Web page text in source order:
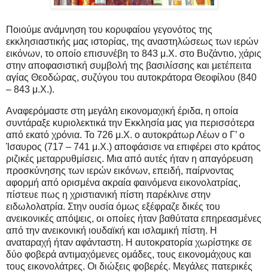
Ποιούμε ανάμνηση του κορυφαίου γεγονότος της
εκκλησιαστικής μας ιστορίας, της αναστηλώσεως των ιερών
εικόνων, το οποίο επισυνέβη το 843 μ.Χ. στο Βυζάντιο, χάρις
στην αποφασιστική συμβολή της βασιλίσσης και μετέπειτα
αγίας Θεοδώρας, συζύγου του αυτοκράτορα Θεοφίλου (840
– 843 μ.Χ.).
Αναφερόμαστε στη μεγάλη εικονομαχική έριδα, η οποία
συντάραξε κυριολεκτικά την Εκκλησία μας για περισσότερα
από εκατό χρόνια. Το 726 μ.Χ. ο αυτοκράτωρ Λέων ο Γ’ ο
Ίσαυρος (717 – 741 μ.Χ.) αποφάσισε να επιφέρει στο κράτος
ριζικές μεταρρυθμίσεις. Μια από αυτές ήταν η απαγόρευση
προσκύνησης των ιερών εικόνων, επειδή, παίρνοντας
αφορμή από ορισμένα ακραία φαινόμενα εικονολατρίας,
πίστευε πως η χριστιανική πίστη παρέκλινε στην
ειδωλολατρία. Στην ουσία όμως εξέφραζε δικές του
ανεικονικές απόψεις, οι οποίες ήταν βαθύτατα επηρεασμένες
από την ανεικονική ιουδαϊκή και ισλαμική πίστη. Η
αναταραχή ήταν αφάνταστη. Η αυτοκρατορία χωρίστηκε σε
δύο φοβερά αντιμαχόμενες ομάδες, τους εικονομάχους και
τους εικονολάτρες. Οι διώξεις φοβερές. Μεγάλες πατερικές